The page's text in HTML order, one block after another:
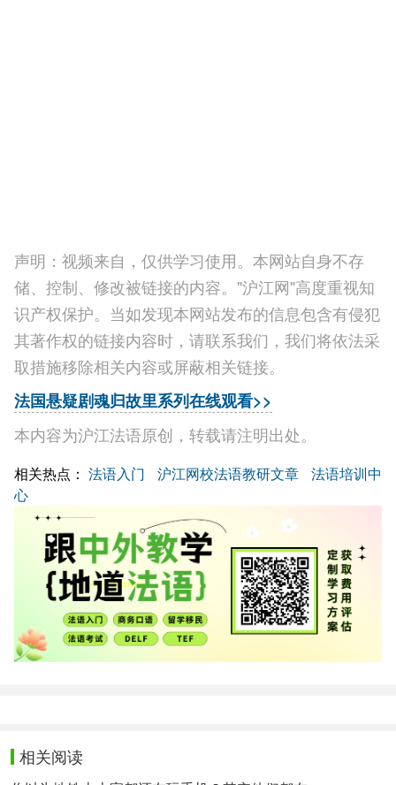
声明：视频来自，仅供学习使用。本网站自身不存
储、控制、修改被链接的内容。"沪江网"高度重视知
识产权保护。当如发现本网站发布的信息包含有侵犯
其著作权的链接内容时，请联系我们，我们将依法采
取措施移除相关内容或屏蔽相关链接。
法国悬疑剧魂归故里系列在线观看>>
本内容为沪江法语原创，转载请注明出处。
相关热点： 法语入门 沪江网校法语教研文章
法语培训中
心
相关阅读